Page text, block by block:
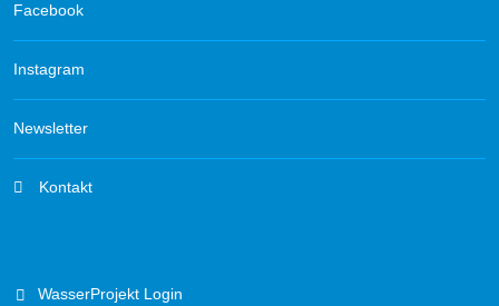
Facebook
Instagram
Newsletter
Kontakt
WasserProjekt Login